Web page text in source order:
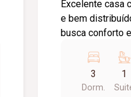
Excelente casa
e bem
busca conforto
sendo 01
ambientes, 01
a pia, 01 área
3
Dorm.
1